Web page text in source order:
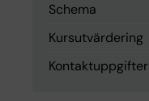
Schema
Kursutvärdering
Kontaktuppgifter